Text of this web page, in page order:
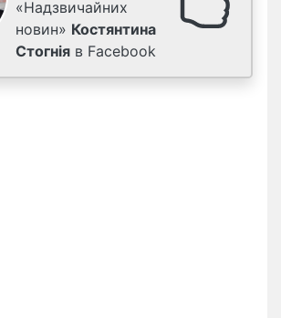
«Надзвичайних
новин» Костянтина
Стогнія в Facebook